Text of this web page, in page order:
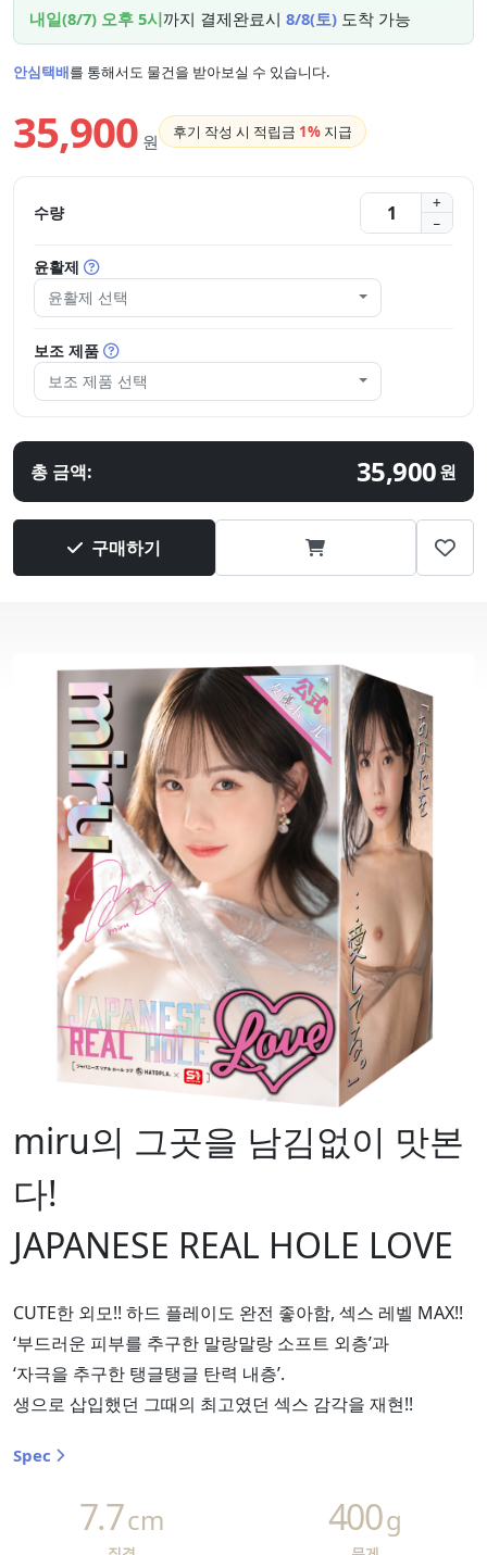
내일(8/7) 오후 5시까지 결제완료시 8/8(토) 도착 가능
안심택배를 통해서도 물건을 받아보실 수 있습니다.
35,900 원 후기 작성 시 적립금 1% 지급
수량
윤활제
윤활제 선택
보조 제품
보조 제품 선택
총 금액: 35,900원
구매하기
miru의 그곳을 남김없이 맛본
다!
JAPANESE REAL HOLE LOVE
CUTE한 외모!! 하드 플레이도 완전 좋아함, 섹스 레벨 MAX!!
‘부드러운 피부를 추구한 말랑말랑 소프트 외층’과
‘자극을 추구한 탱글탱글 탄력 내층’.
생으로 삽입했던 그때의 최고였던 섹스 감각을 재현!!
Spec
7.7cm 400g